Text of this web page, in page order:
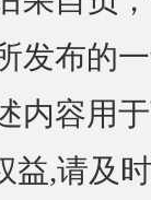
发布的
内容用
,请及